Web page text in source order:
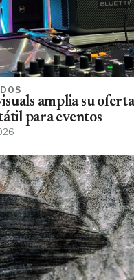
amplia su
para eventos